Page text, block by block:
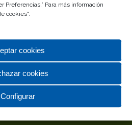
Preferencias.” Para más información
cookies".
cookies
cookies
Configurar